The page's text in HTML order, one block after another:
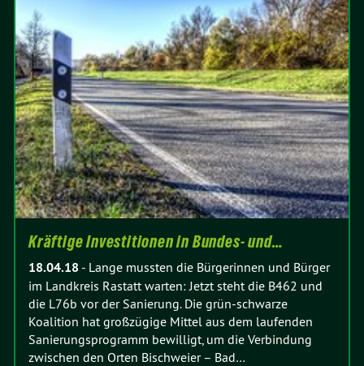
Kräftige Investitionen in Bundes- und…
18.04.18 - Lange mussten die Bürgerinnen und Bürger
im Landkreis Rastatt warten: Jetzt steht die B462 und
die L76b vor der Sanierung. Die grün-schwarze
Koalition hat großzügige Mittel aus dem laufenden
Sanierungsprogramm bewilligt, um die Verbindung
zwischen den Orten Bischweier – Bad…